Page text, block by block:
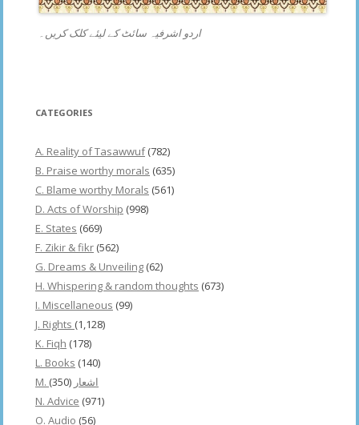
اردو اشرفیہ سائٹ کے لیئے کلک کریں۔
CATEGORIES
A. Reality of Tasawwuf(782)
B. Praise worthy morals (635)
C. Blame worthy Morals (561)
D. Acts of Worship (998)
E. States (669)
F. Zikir & fikr (562)
G. Dreams & Unveiling (62)
H. Whispering & random thoughts (673)
I. Miscellaneous (99)
J. Rights (1,128)
K. Fiqh (178)
L. Books (140)
M. اشعار (350)
N. Advice (971)
O. Audio (56)